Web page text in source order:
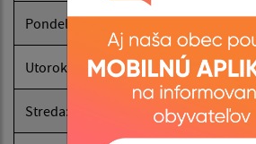
Pondelok:
Utorok: 08:00 - 12:00
Streda: 08:00 - 12:00